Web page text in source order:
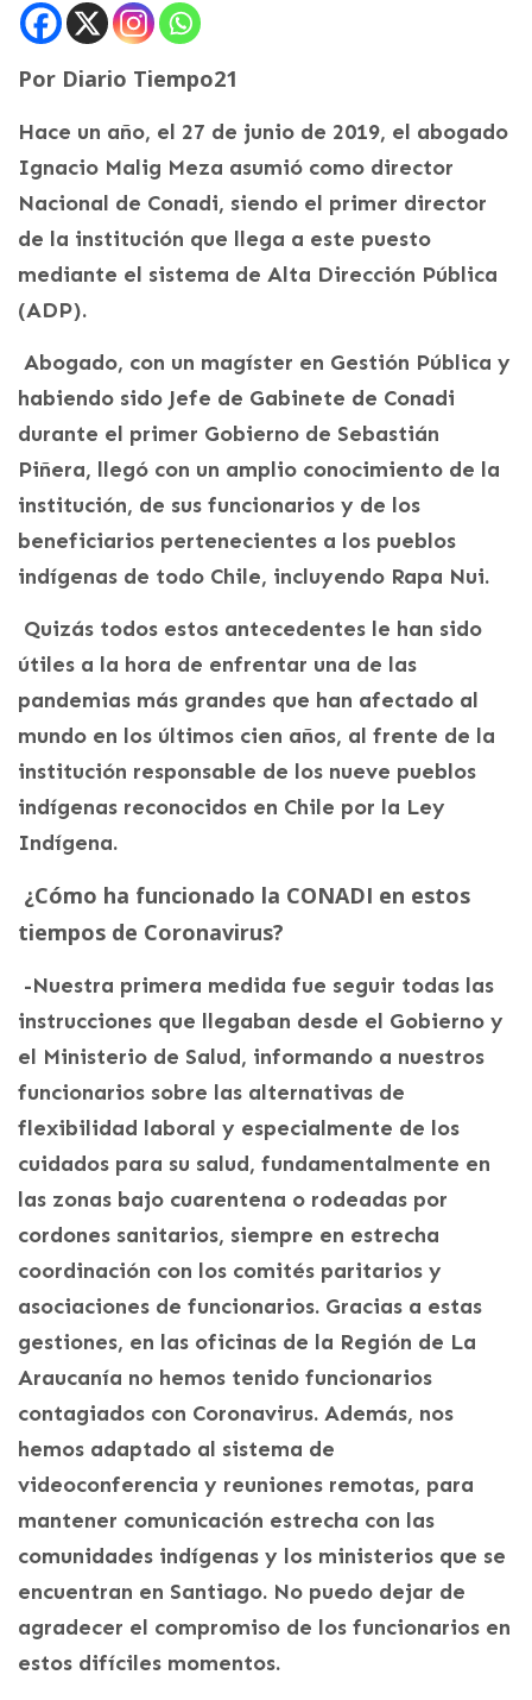
Por Diario Tiempo21
Hace un año, el 27 de junio de 2019, el abogado
Ignacio Malig Meza asumió como director
Nacional de Conadi, siendo el primer director
de la institución que llega a este puesto
mediante el sistema de Alta Dirección Pública
(ADP).
Abogado, con un magíster en Gestión Pública y
habiendo sido Jefe de Gabinete de Conadi
durante el primer Gobierno de Sebastián
Piñera, llegó con un amplio conocimiento de la
institución, de sus funcionarios y de los
beneficiarios pertenecientes a los pueblos
indígenas de todo Chile, incluyendo Rapa Nui.
Quizás todos estos antecedentes le han sido
útiles a la hora de enfrentar una de las
pandemias más grandes que han afectado al
mundo en los últimos cien años, al frente de la
institución responsable de los nueve pueblos
indígenas reconocidos en Chile por la Ley
Indígena.
¿Cómo ha funcionado la CONADI en estos
tiempos de Coronavirus?
-Nuestra primera medida fue seguir todas las
instrucciones que llegaban desde el Gobierno y
el Ministerio de Salud, informando a nuestros
funcionarios sobre las alternativas de
flexibilidad laboral y especialmente de los
cuidados para su salud, fundamentalmente en
las zonas bajo cuarentena o rodeadas por
cordones sanitarios, siempre en estrecha
coordinación con los comités paritarios y
asociaciones de funcionarios. Gracias a estas
gestiones, en las oficinas de la Región de La
Araucanía no hemos tenido funcionarios
contagiados con Coronavirus. Además, nos
hemos adaptado al sistema de
videoconferencia y reuniones remotas, para
mantener comunicación estrecha con las
comunidades indígenas y los ministerios que se
encuentran en Santiago. No puedo dejar de
agradecer el compromiso de los funcionarios en
estos difíciles momentos.